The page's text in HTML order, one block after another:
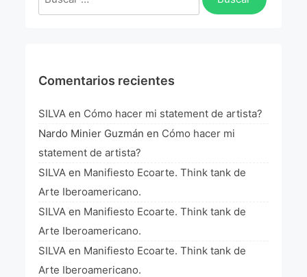
Comentarios recientes
SILVA en Cómo hacer mi statement de artista?
Nardo Minier Guzmán en Cómo hacer mi
statement de artista?
SILVA en Manifiesto Ecoarte. Think tank de
Arte Iberoamericano.
SILVA en Manifiesto Ecoarte. Think tank de
Arte Iberoamericano.
SILVA en Manifiesto Ecoarte. Think tank de
Arte Iberoamericano.